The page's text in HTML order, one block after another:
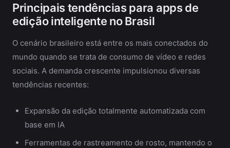
Principais tendências para apps de
edição inteligente no Brasil
O cenário brasileiro está entre os mais conectados do
mundo quando se trata de consumo de vídeo e redes
sociais. A demanda crescente impulsionou diversas
tendências recentes:
Expansão da edição totalmente automatizada com
base em IA
Ferramentas de rastreamento de rosto, mantendo o